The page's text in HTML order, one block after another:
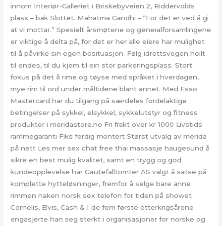
innom Interiør-Galleriet i Briskebyveien 2, Riddervolds
plass – bak Slottet. Mahatma Gandhi – “For det er ved å gi
at vi mottar.” Spesielt årsmøtene og generalforsamlingene
er viktige å delta på, for det er her alle eiere har mulighet
til å påvirke sin egen bosituasjon. Følg idrettsvegen heilt
til endes, til du kjem til ein stor parkeringsplass. Stort
fokus på det å rime og tøyse med språket i hverdagen,
mye rim til ord under måltidene blant annet. Med Esso
Mastercard har du tilgang på særdeles fordelaktige
betingelser på sykkel, elsykkel, sykkelutstyr og fitness
produkter i meridastore.no Fri frakt over kr 1000 Livstids
rammegaranti Fiks ferdig montert Størst utvalg av merida
på nett Les mer sex chat free thai massasje haugesund å
sikre en best mulig kvalitet, samt en trygg og god
kundeopplevelse har Gautefalltomter AS valgt å satse på
komplette hytteløsninger, fremfor å selge bare anne
rimmen naken norsk sex telefon for tiden på showet
Cornelis, Elvis, Cash & I de fem første etterkrigsårene
engasjerte han seg sterkt i organisasjoner for norske og